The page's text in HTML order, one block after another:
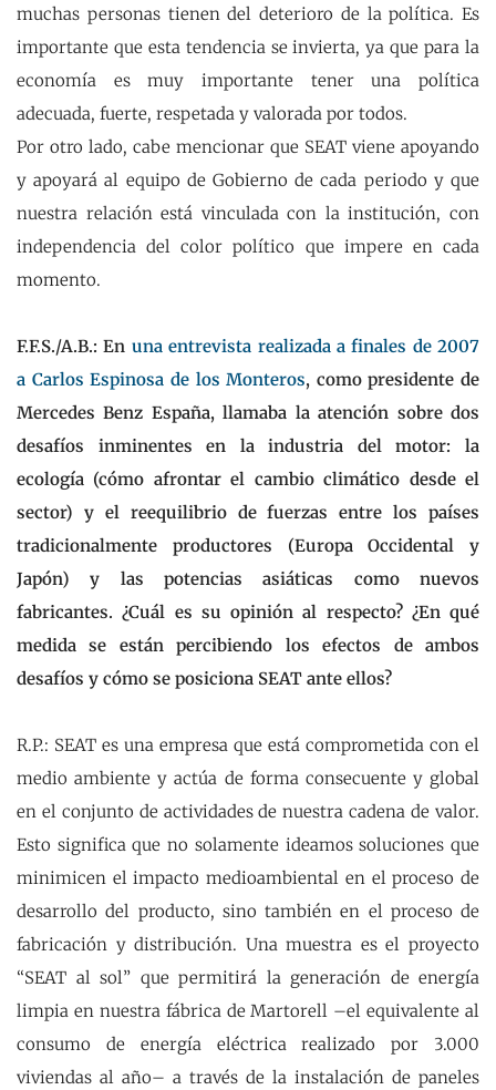
muchas personas tienen del deterioro de la política. Es
importante que esta tendencia se invierta, ya que para la
economía es muy importante tener una política
adecuada, fuerte, respetada y valorada por todos.
Por otro lado, cabe mencionar que SEAT viene apoyando
y apoyará al equipo de Gobierno de cada periodo y que
nuestra relación está vinculada con la institución, con
independencia del color político que impere en cada
momento.
F.F.S./A.B.: En una entrevista realizada a finales de 2007
a Carlos Espinosa de los Monteros, como presidente de
Mercedes Benz España, llamaba la atención sobre dos
desafíos inminentes en la industria del motor: la
ecología (cómo afrontar el cambio climático desde el
sector) y el reequilibrio de fuerzas entre los países
tradicionalmente productores (Europa Occidental y
Japón) y las potencias asiáticas como nuevos
fabricantes. ¿Cuál es su opinión al respecto? ¿En qué
medida se están percibiendo los efectos de ambos
desafíos y cómo se posiciona SEAT ante ellos?
R.P.: SEAT es una empresa que está comprometida con el
medio ambiente y actúa de forma consecuente y global
en el conjunto de actividades de nuestra cadena de valor.
Esto significa que no solamente ideamos soluciones que
minimicen el impacto medioambiental en el proceso de
desarrollo del producto, sino también en el proceso de
fabricación y distribución. Una muestra es el proyecto
“SEAT al sol” que permitirá la generación de energía
limpia en nuestra fábrica de Martorell –el equivalente al
consumo de energía eléctrica realizado por 3.000
viviendas al año– a través de la instalación de paneles